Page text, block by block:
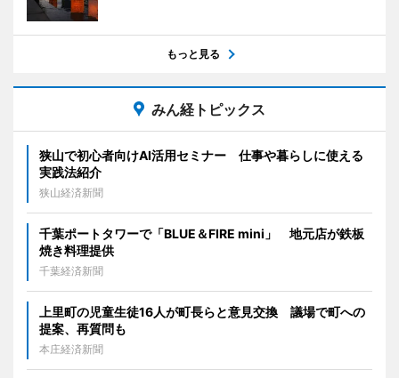
もっと見る
みん経トピックス
狭山で初心者向けAI活用セミナー 仕事や暮らしに使える
実践法紹介
狭山経済新聞
千葉ポートタワーで「BLUE＆FIRE mini」 地元店が鉄板
焼き料理提供
千葉経済新聞
上里町の児童生徒16人が町長らと意見交換 議場で町への
提案、再質問も
本庄経済新聞